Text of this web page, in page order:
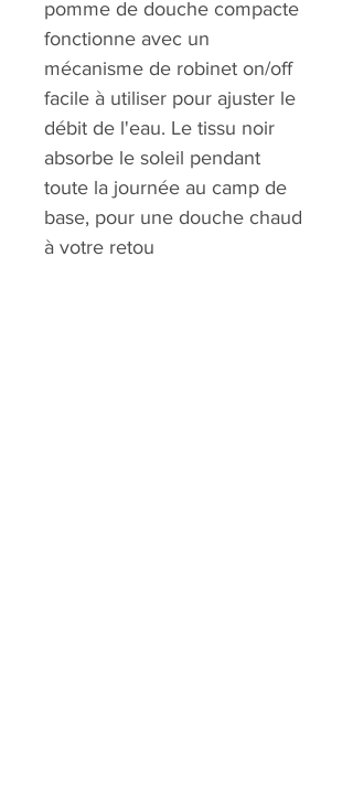
pomme de douche compacte
fonctionne avec un
mécanisme de robinet on/off
facile à utiliser pour ajuster le
débit de l'eau. Le tissu noir
absorbe le soleil pendant
toute la journée au camp de
base, pour une douche chaud
à votre retou